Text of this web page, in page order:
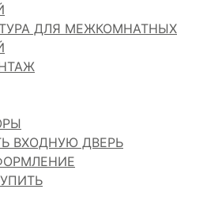
ДЛЯ МЕЖКОМНАТНЫХ
ВХОДНУЮ ДВЕРЬ